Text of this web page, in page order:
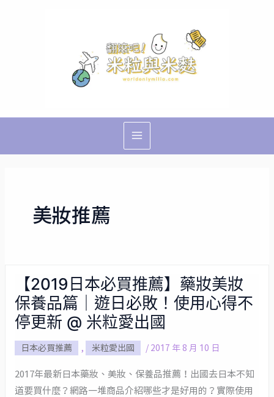
Menu
美妝推薦
【2019日本必買推薦】藥妝美妝
保養品篇｜遊日必敗！使用心得不
停更新 @ 米粒愛出國
日本必買推薦 , 米粒愛出國 / 2017 年 8 月 10 日
2017年最新日本藥妝、美妝、保養品推薦！出國去日本不知
道要買什麼？網路一堆商品介紹哪些才是好用的？實際使用
【2019
日
本
買
推
薦】